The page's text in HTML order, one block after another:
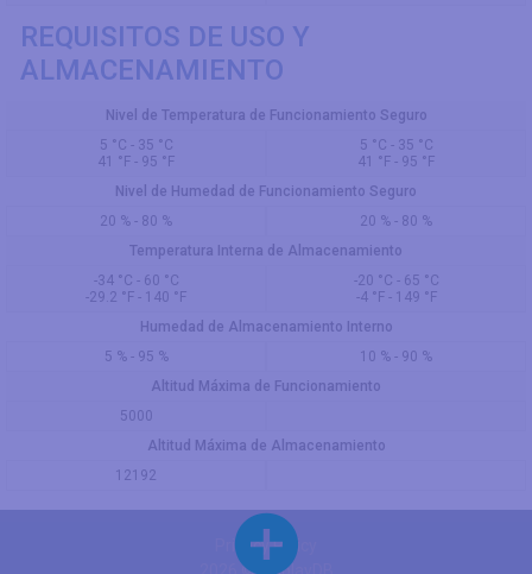
REQUISITOS DE USO Y
ALMACENAMIENTO
Nivel de Temperatura de Funcionamiento Seguro
5 °C - 35 °C
41 °F - 95 °F
5 °C - 35 °C
41 °F - 95 °F
Nivel de Humedad de Funcionamiento Seguro
20 % - 80 %
20 % - 80 %
Temperatura Interna de Almacenamiento
-34 °C - 60 °C
-29.2 °F - 140 °F
-20 °C - 65 °C
-4 °F - 149 °F
Humedad de Almacenamiento Interno
5 % - 95 %
10 % - 90 %
Altitud Máxima de Funcionamiento
5000
Altitud Máxima de Almacenamiento
12192
Privacy Policy